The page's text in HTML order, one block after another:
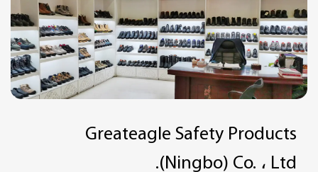
Greateagle Safety Products
(Ningbo) Co. ، Ltd.